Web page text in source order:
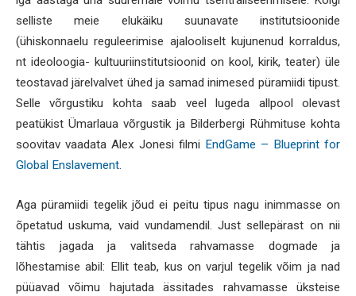
selliste meie elukäiku suunavate institutsioonide
(ühiskonnaelu reguleerimise ajalooliselt kujunenud korraldus,
nt ideoloogia- kultuuriinstitutsioonid on kool, kirik, teater) üle
teostavad järelvalvet ühed ja samad inimesed püramiidi tipust.
Selle võrgustiku kohta saab veel lugeda allpool olevast
peatükist Ümarlaua võrgustik ja Bilderbergi Rühmituse kohta
soovitav vaadata Alex Jonesi filmi EndGame – Blueprint for
Global Enslavement.
Aga püramiidi tegelik jõud ei peitu tipus nagu inimmasse on
õpetatud uskuma, vaid vundamendil. Just sellepärast on nii
tähtis jagada ja valitseda rahvamasse dogmade ja
lõhestamise abil: Ellit teab, kus on varjul tegelik võim ja nad
püüavad võimu hajutada ässitades rahvamasse üksteise